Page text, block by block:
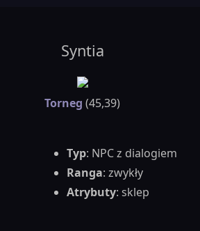
Syntia
Torneg (45,39)
Typ: NPC z dialogiem
Ranga: zwykły
Atrybuty: sklep